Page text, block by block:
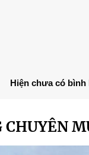
Hiện chưa có
CHUYÊN